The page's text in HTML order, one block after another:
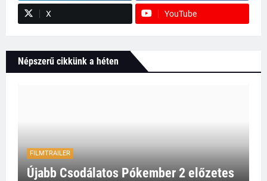
X YouTube
Népszerű cikkünk a héten
FILMTRAILER
Újabb Csodálatos Pókember 2 előzetes